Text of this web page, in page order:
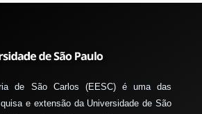
de São Carlos (EESC) é uma das
e extensão da Universidade de São